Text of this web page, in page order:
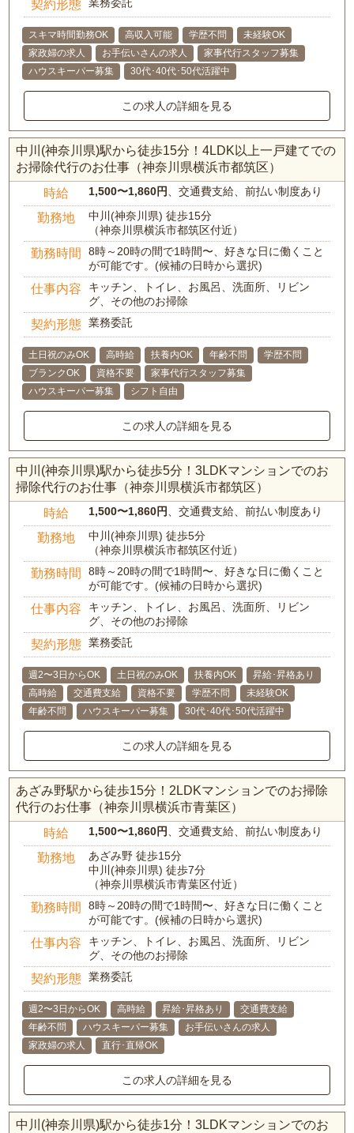
契約形態 業務委託
スキマ時間勤務OK 高収入可能 学歴不問
未経験OK
家政婦の求人
お手伝いさんの求人
家事代行スタッフ募集
ハウスキーパー募集
30代･40代･50代活躍中
この求人の詳細を見る
中川(神奈川県)駅から徒歩15分！4LDK以上一戸建てでの
お掃除代行のお仕事（神奈川県横浜市都筑区）
時給 1,500〜1,860円、交通費支給、前払い制度あり
勤務地
中川(神奈川県) 徒歩15分
（神奈川県横浜市都筑区付近）
勤務時間
8時～20時の間で1時間〜、好きな日に働くこと
が可能です。(候補の日時から選択)
仕事内容
キッチン、トイレ、お風呂、洗面所、リビン
グ、その他のお掃除
契約形態 業務委託
土日祝のみOK 高時給 扶養内OK 年齢不問
学歴不問
ブランクOK
資格不要
家事代行スタッフ募集
ハウスキーパー募集
シフト自由
この求人の詳細を見る
中川(神奈川県)駅から徒歩5分！3LDKマンションでのお
掃除代行のお仕事（神奈川県横浜市都筑区）
時給 1,500〜1,860円、交通費支給、前払い制度あり
勤務地
中川(神奈川県) 徒歩5分
（神奈川県横浜市都筑区付近）
勤務時間
8時～20時の間で1時間〜、好きな日に働くこと
が可能です。(候補の日時から選択)
仕事内容
キッチン、トイレ、お風呂、洗面所、リビン
グ、その他のお掃除
契約形態 業務委託
週2〜3日からOK 土日祝のみOK 扶養内OK
昇給･昇格あり
高時給
交通費支給 資格不要 学歴不問
未経験OK
年齢不問
ハウスキーパー募集 30代･40代･50代活躍中
この求人の詳細を見る
あざみ野駅から徒歩15分！2LDKマンションでのお掃除
代行のお仕事（神奈川県横浜市青葉区）
時給 1,500〜1,860円、交通費支給、前払い制度あり
勤務地
あざみ野 徒歩15分
中川(神奈川県) 徒歩7分
（神奈川県横浜市青葉区付近）
勤務時間
8時～20時の間で1時間〜、好きな日に働くこと
が可能です。(候補の日時から選択)
仕事内容
キッチン、トイレ、お風呂、洗面所、リビン
グ、その他のお掃除
契約形態 業務委託
週2〜3日からOK 高時給 昇給･昇格あり
交通費支給
年齢不問
ハウスキーパー募集
お手伝いさんの求人
家政婦の求人
直行･直帰OK
この求人の詳細を見る
中川(神奈川県)駅から徒歩1分！3LDKマンションでのお